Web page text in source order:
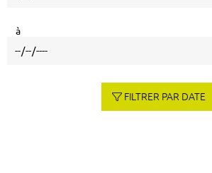
à
FILTRER PAR DATE